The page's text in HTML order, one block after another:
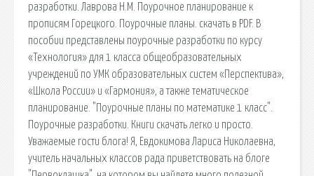
разработки. Лаврова Н.М. Поурочное планирование к
прописям Горецкого. Поурочные планы. cкачать в PDF. В
пособии представлены поурочные разработки по курсу
«Технология» для 1 класса общеобразовательных
учреждений по УМК образовательных систем «Перспектива»,
«Школа России» и «Гармония», а также тематическое
планирование. "Поурочные планы по математике 1 класс".
Поурочные разработки. Книги скачать легко и просто.
Уважаемые гости блога! Я, Евдокимова Лариса Николаевна,
учитель начальных классов рада приветствовать на блоге